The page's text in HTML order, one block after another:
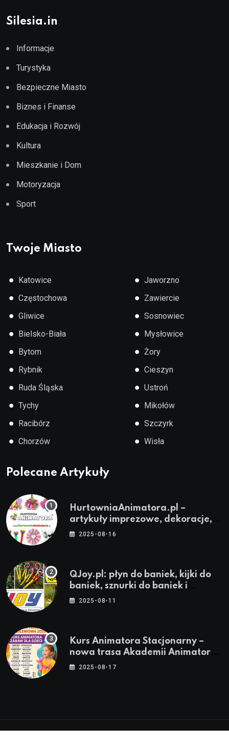
Silesia.in
Informacje
Turystyka
Bezpieczne Miasto
Biznes i Finanse
Edukacja i Rozwój
Kultura
Mieszkanie i Dom
Motoryzacja
Sport
Twoje Miasto
● Katowice
● Częstochowa
● Gliwice
● Bielsko-Biała
● Bytom
● Rybnik
● Ruda Śląska
● Tychy
● Racibórz
● Chorzów
● Jaworzno
● Zawiercie
● Sosnowiec
● Mysłowice
● Żory
● Cieszyn
● Ustroń
● Mikołów
● Szczyrk
● Wisła
Polecane Artykuły
HurtowniaAnimatora.pl –
artykuły imprezowe, dekoracje,
stroje i akcesoria dla animatorów
2025-08-16
QJoy.pl: płyn do baniek, kijki do
baniek, sznurki do baniek i
zestawy do baniek
2025-08-11
Kurs Animatora Stacjonarny –
nowa trasa Akademii Animatora
– jesień 2025
2025-08-17